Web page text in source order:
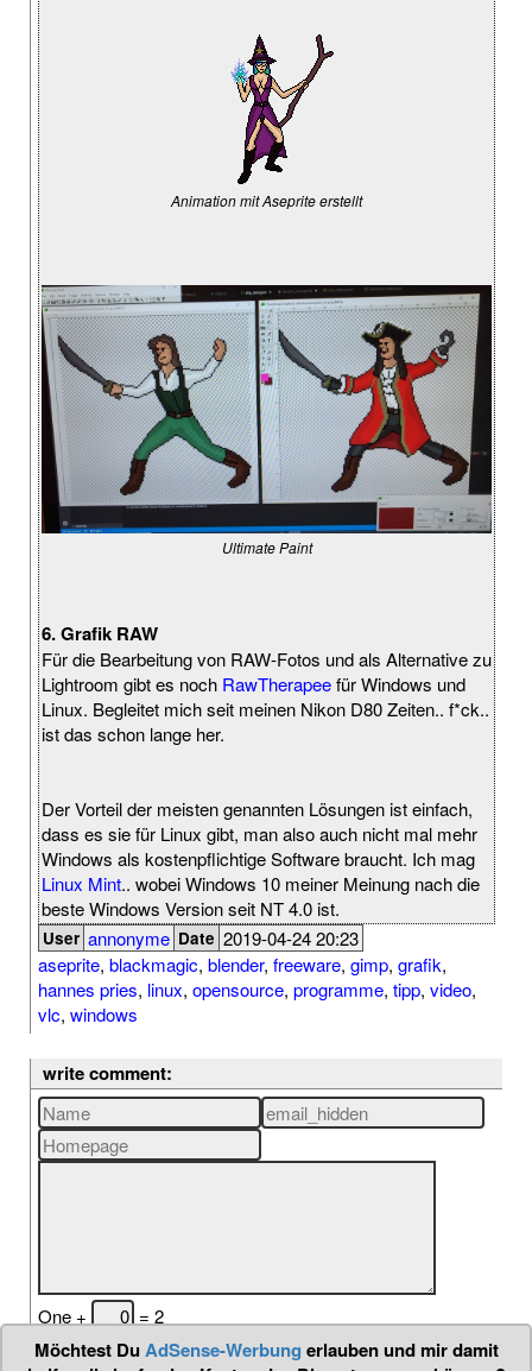
Animation mit Aseprite erstellt
Ultimate Paint
6. Grafik RAW
Für die Bearbeitung von RAW-Fotos und als Alternative zu
Lightroom gibt es noch RawTherapeefür Windows und
Linux. Begleitet mich seit meinen Nikon D80 Zeiten.. f*ck..
ist das schon lange her.
Der Vorteil der meisten genannten Lösungen ist einfach,
dass es sie für Linux gibt, man also auch nicht mal mehr
Windows als kostenpflichtige Software braucht. Ich mag
Linux Mint.. wobei Windows 10 meiner Meinung nach die
beste Windows Version seit NT 4.0 ist.
User annonyme Date 2019-04-24 20:23
aseprite, blackmagic, blender, freeware, gimp, grafik,
hannes pries, linux, opensource, programme, tipp, video,
vlc, windows
write comment:
One + = 2
Möchtest DuAdSense-Werbung erlauben und mir damit